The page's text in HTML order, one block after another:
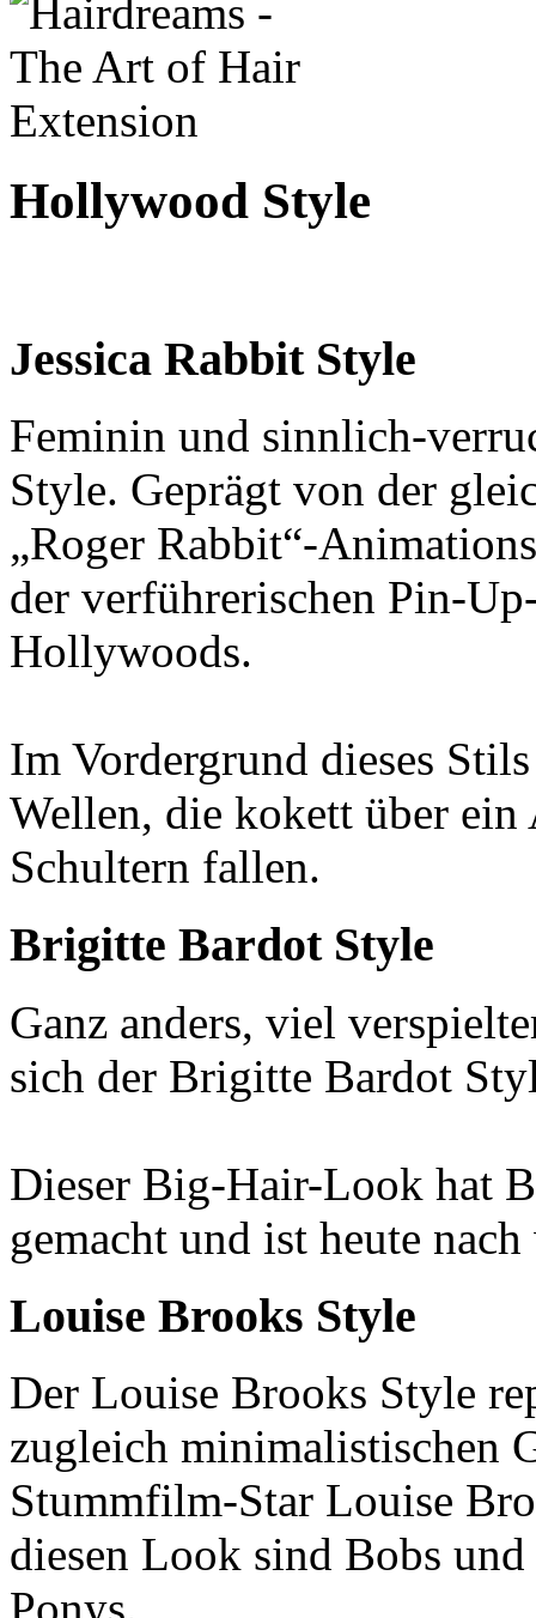
Hollywood Style
Jessica Rabbit Style
Feminin und sinnlich-
Style. Geprägt von der
„Roger Rabbit“-
der verführerischen Pin-
Hollywoods.
Im Vordergrund dieses
Wellen, die kokett über ein
Schultern fallen.
Brigitte Bardot Style
Ganz anders, viel
sich der Brigitte Bardot
Dieser Big-Hair-Look hat
gemacht und ist heute
Louise Brooks Style
Der Louise Brooks Style
zugleich minimalistischen
Stummfilm-Star Louise
diesen Look sind Bobs